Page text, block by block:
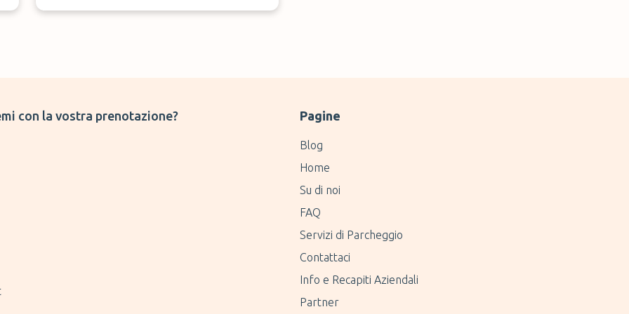
con la vostra prenotazione? Pagine
Blog
Home
Su di noi
FAQ
Servizi di Parcheggio
Contattaci
Info e Recapiti Aziendali
Partner